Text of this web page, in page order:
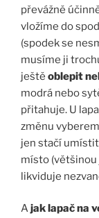
převážně
vložíme do
(spodek se
musíme ji
ještě oblepit
modrá nebo
přitahuje. U
změnu
jen stačí
místo (většinou
likviduje
Ajak lapač na